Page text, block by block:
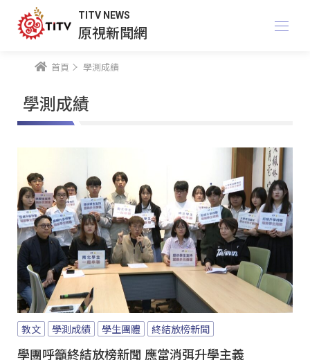
TITV NEWS
原視新聞網
首頁 學測成績
學測成績
教文 學測成績 學生團體 終結放榜新聞
學團呼籲終結放榜新聞 應當消弭升學主義